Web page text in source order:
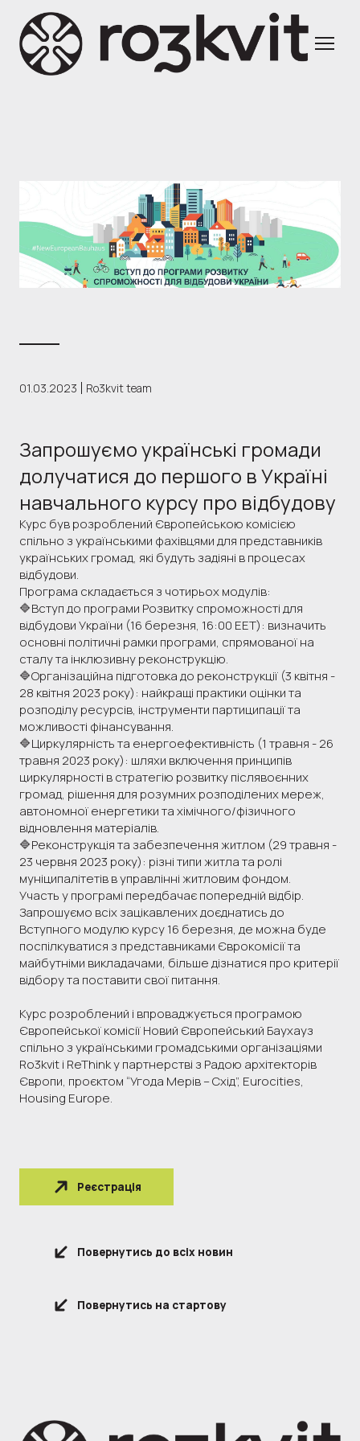
01.03.2023 Ro3kvit team
Запрошуємо українські громади
долучатися до першого в Україні
навчального курсу про відбудову
Курс був розроблений Європейською комісією
спільно з українськими фахівцями для представників
українських громад, які будуть задіяні в процесах
відбудови.
Програма складається з чотирьох модулів:
🔷Вступ до програми Розвитку спроможності для
відбудови України (16 березня, 16:00 ЕЕТ): визначить
основні політичні рамки програми, спрямованої на
сталу та інклюзивну реконструкцію.
🔷Організаційна підготовка до реконструкції (3 квітня -
28 квітня 2023 року): найкращі практики оцінки та
розподілу ресурсів, інструменти партиципації та
можливості фінансування.
🔷Циркулярність та енергоефективність (1 травня - 26
травня 2023 року): шляхи включення принципів
циркулярності в стратегію розвитку післявоєнних
громад, рішення для розумних розподілених мереж,
автономної енергетики та хімічного/фізичного
відновлення матеріалів.
🔷Реконструкція та забезпечення житлом (29 травня -
23 червня 2023 року): різні типи житла та ролі
муніципалітетів в управлінні житловим фондом.
Участь у програмі передбачає попередній відбір.
Запрошуємо всіх зацікавлених доєднатись до
Вступного модулю курсу 16 березня, де можна буде
поспілкуватися з представниками Єврокомісії та
майбутніми викладачами, більше дізнатися про критерії
відбору та поставити свої питання.
Курс розроблений і впроваджується програмою
Європейської комісії Новий Європейський Баухауз
спільно з українськими громадськими організаціями
Ro3kvit і ReThink у партнерстві з Радою архітекторів
Європи, проєктом “Угода Мерів – Схід”, Eurocities,
Housing Europe.
Реєстрація
Повернутись до всіх новин
Повернутись на стартову